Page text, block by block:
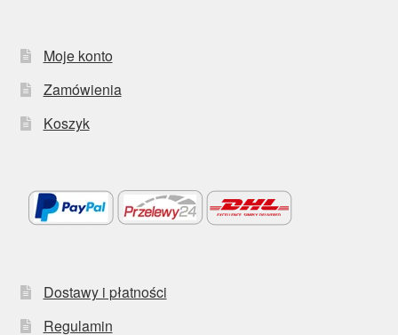
Moje konto
Zamówienia
Koszyk
Dostawy i płatności
Regulamin